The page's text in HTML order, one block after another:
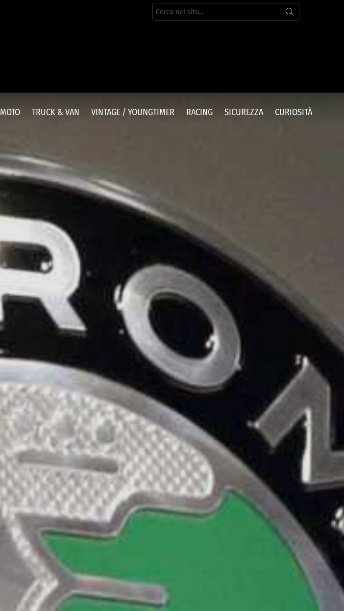
Cerca
per:
MOTO TRUCK & VAN VINTAGE / YOUNGTIMER RACING SICUREZZA CURIOSITÀ